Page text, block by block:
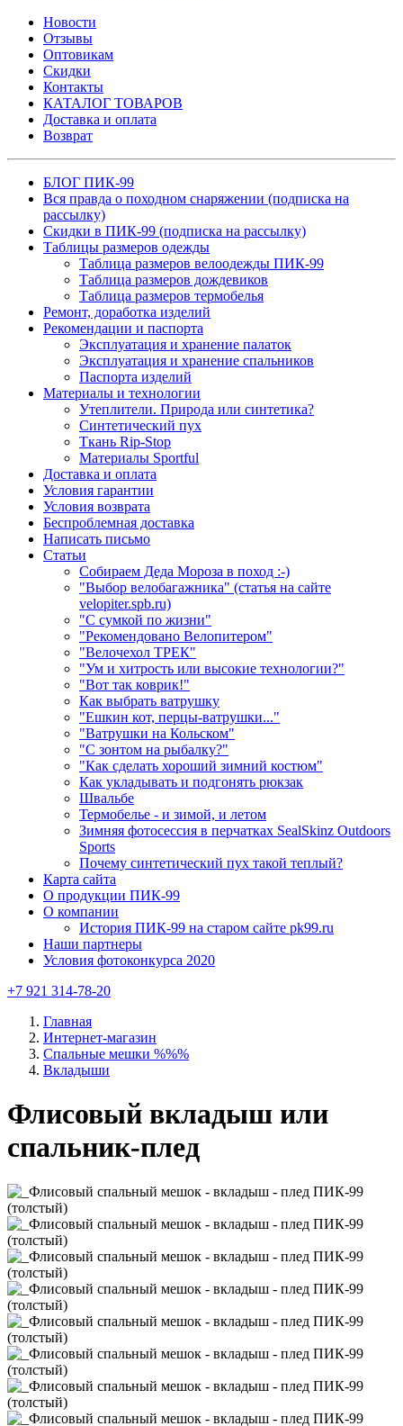
Новости
Отзывы
Оптовикам
Скидки
Контакты
КАТАЛОГ ТОВАРОВ
Доставка и оплата
Возврат
БЛОГ ПИК-99
Вся правда о походном снаряжении (подписка на
рассылку)
Скидки в ПИК-99 (подписка на рассылку)
Таблицы размеров одежды
Таблица размеров велоодежды ПИК-99
Таблица размеров дождевиков
Таблица размеров термобелья
Ремонт, доработка изделий
Рекомендации и паспорта
Эксплуатация и хранение палаток
Эксплуатация и хранение спальников
Паспорта изделий
Материалы и технологии
Утеплители. Природа или синтетика?
Синтетический пух
Ткань Rip-Stop
Материалы Sportful
Доставка и оплата
Условия гарантии
Условия возврата
Беспроблемная доставка
Написать письмо
Статьи
Собираем Деда Мороза в поход :-)
"Выбор велобагажника" (статья на сайте
velopiter.spb.ru)
"С сумкой по жизни"
"Рекомендовано Велопитером"
"Велочехол ТРЕК"
"Ум и хитрость или высокие технологии?"
"Вот так коврик!"
Как выбрать ватрушку
"Ешкин кот, перцы-ватрушки..."
"Ватрушки на Кольском"
"С зонтом на рыбалку?"
"Как сделать хороший зимний костюм"
Как укладывать и подгонять рюкзак
Швальбе
Термобелье - и зимой, и летом
Зимняя фотосессия в перчатках SealSkinz Outdoors
Sports
Почему синтетический пух такой теплый?
Карта сайта
О продукции ПИК-99
О компании
История ПИК-99 на старом сайте pk99.ru
Наши партнеры
Условия фотоконкурса 2020
+7 921 314-78-20
Главная
Интернет-магазин
Спальные мешки %%%
Вкладыши
Флисовый вкладыш или
спальник-плед